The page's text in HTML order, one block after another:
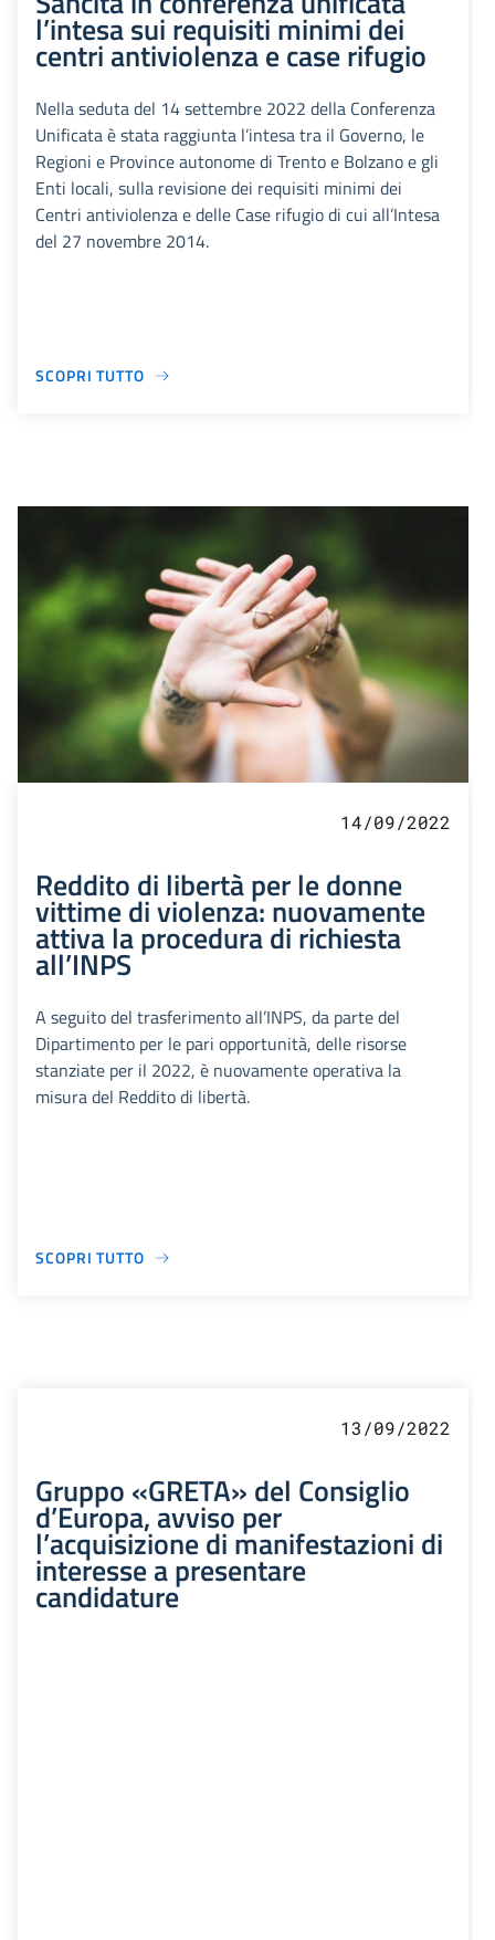
l’intesa sui requisiti minimi dei
centri antiviolenza e case rifugio
Nella seduta del 14 settembre 2022 della Conferenza
Unificata è stata raggiunta l’intesa tra il Governo, le
Regioni e Province autonome di Trento e Bolzano e gli
Enti locali, sulla revisione dei requisiti minimi dei
Centri antiviolenza e delle Case rifugio di cui all’Intesa
del 27 novembre 2014.
SCOPRI TUTTO
14/09/2022
Reddito di libertà per le donne
vittime di violenza: nuovamente
attiva la procedura di richiesta
all’INPS
A seguito del trasferimento all’INPS, da parte del
Dipartimento per le pari opportunità, delle risorse
stanziate per il 2022, è nuovamente operativa la
misura del Reddito di libertà.
SCOPRI TUTTO
13/09/2022
Gruppo «GRETA» del Consiglio
d’Europa, avviso per
l’acquisizione di manifestazioni di
interesse a presentare
candidature